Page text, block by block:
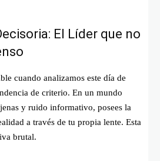
El Líder que no
cuando analizamos este día de
de criterio. En un mundo
y ruido informativo, posees la
a través de tu propia lente. Esta
brutal.